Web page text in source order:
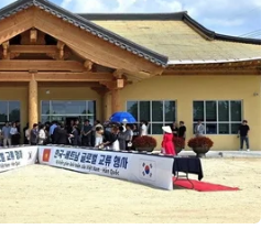
học sinh chưa tham